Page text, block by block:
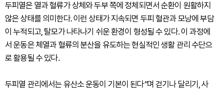
두피열은 열과 혈류가 상체와 두부 쪽에 정체되면서 순환이 원활하지
않은 상태를 의미한다. 이런 상태가 지속되면 두피 혈관과 모낭에 부담
이 누적되고, 탈모가 나타나기 쉬운 환경이 형성될 수 있다. 이 과정에
서 운동은 체열과 혈류의 분산을 유도하는 현실적인 생활 관리 수단으
로 활용될 수 있다.
두피열 관리에서는 유산소 운동이 기본이 된다”며 걷기나 달리기, 사